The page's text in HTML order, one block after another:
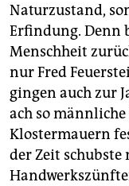
Naturzustand,
Erfindung. Denn
Menschheit
nur Fred
gingen auch zur
ach so
Klostermauern
der Zeit schubste